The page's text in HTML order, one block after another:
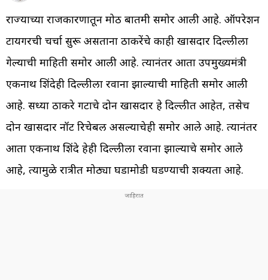
राज्याच्या राजकारणातून मोठी बातमी समोर आली आहे. ऑपरेशन
टायगरची चर्चा सुरू असताना ठाकरेंचे काही खासदार दिल्लीला
गेल्याची माहिती समोर आली आहे. त्यानंतर आता उपमुख्यमंत्री
एकनाथ शिंदेही दिल्लीला रवाना झाल्याची माहिती समोर आली
आहे. सध्या ठाकरे गटाचे दोन खासदार हे दिल्लीत आहेत, तसेच
दोन खासदार नॉट रिचेबल असल्याचेही समोर आले आहे. त्यानंतर
आता एकनाथ शिंदे हेही दिल्लीला रवाना झाल्याचे समोर आले
आहे, त्यामुळे रात्रीत मोठ्या घडामोडी घडण्याची शक्यता आहे.